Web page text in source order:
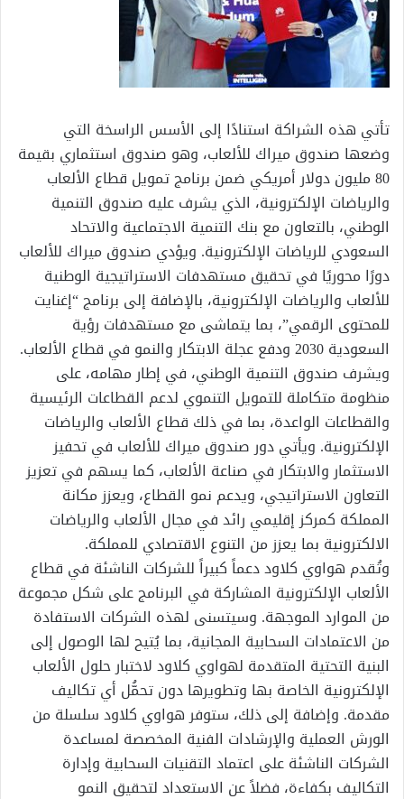
تأتي هذه الشراكة استنادًا إلى الأسس الراسخة التي
وضعها صندوق ميراك للألعاب، وهو صندوق استثماري بقيمة
80 مليون دولار أمريكي ضمن برنامج تمويل قطاع الألعاب
والرياضات الإلكترونية، الذي يشرف عليه صندوق التنمية
الوطني، بالتعاون مع بنك التنمية الاجتماعية والاتحاد
السعودي للرياضات الإلكترونية. ويؤدي صندوق ميراك للألعاب
دورًا محوريًا في تحقيق مستهدفات الاستراتيجية الوطنية
للألعاب والرياضات الإلكترونية، بالإضافة إلى برنامج “إغنايت
للمحتوى الرقمي”، بما يتماشى مع مستهدفات رؤية
السعودية 2030 ودفع عجلة الابتكار والنمو في قطاع الألعاب.
ويشرف صندوق التنمية الوطني، في إطار مهامه، على
منظومة متكاملة للتمويل التنموي لدعم القطاعات الرئيسية
والقطاعات الواعدة، بما في ذلك قطاع الألعاب والرياضات
الإلكترونية. ويأتي دور صندوق ميراك للألعاب في تحفيز
الاستثمار والابتكار في صناعة الألعاب، كما يسهم في تعزيز
التعاون الاستراتيجي، ويدعم نمو القطاع، ويعزز مكانة
المملكة كمركز إقليمي رائد في مجال الألعاب والرياضات
الالكترونية بما يعزز من التنوع الاقتصادي للمملكة.
وتُقدم هواوي كلاود دعماً كبيراً للشركات الناشئة في قطاع
الألعاب الإلكترونية المشاركة في البرنامج على شكل مجموعة
من الموارد الموجهة. وسيتسنى لهذه الشركات الاستفادة
من الاعتمادات السحابية المجانية، بما يُتيح لها الوصول إلى
البنية التحتية المتقدمة لهواوي كلاود لاختبار حلول الألعاب
الإلكترونية الخاصة بها وتطويرها دون تحمُّل أي تكاليف
مقدمة. وإضافة إلى ذلك، ستوفر هواوي كلاود سلسلة من
الورش العملية والإرشادات الفنية المخصصة لمساعدة
الشركات الناشئة على اعتماد التقنيات السحابية وإدارة
التكاليف بكفاءة، فضلاً عن الاستعداد لتحقيق النمو